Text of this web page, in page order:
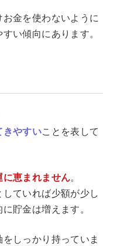
金を使わないように
い傾向にあります。
きやすいことを表して
恵まれません。
ていれば少額が少し
貯金は増えます。
しっかり持っていま